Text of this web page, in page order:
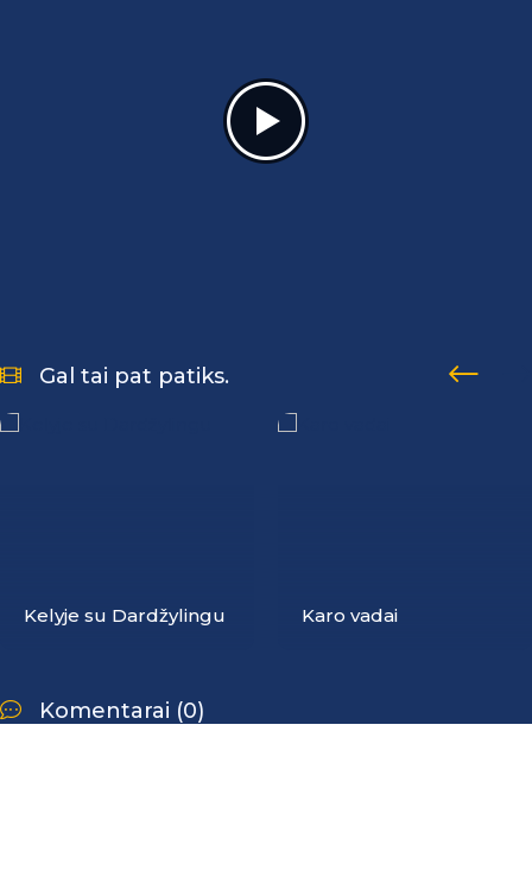
Gal tai pat patiks.
Kelyje su Dardžylingu Karo vadai
Komentarai (0)